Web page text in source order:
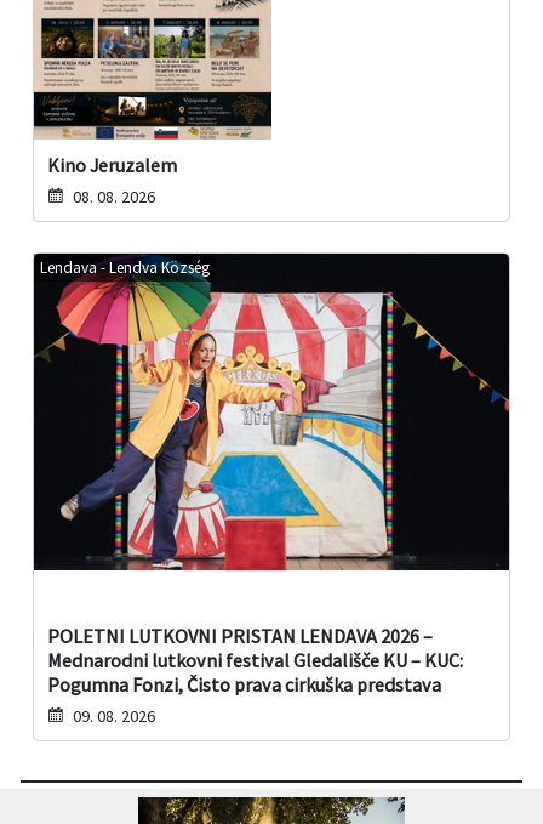
Kino Jeruzalem
08. 08. 2026
Lendava - Lendva Község
POLETNI LUTKOVNI PRISTAN LENDAVA 2026 –
Mednarodni lutkovni festival Gledališče KU – KUC:
Pogumna Fonzi, Čisto prava cirkuška predstava
09. 08. 2026